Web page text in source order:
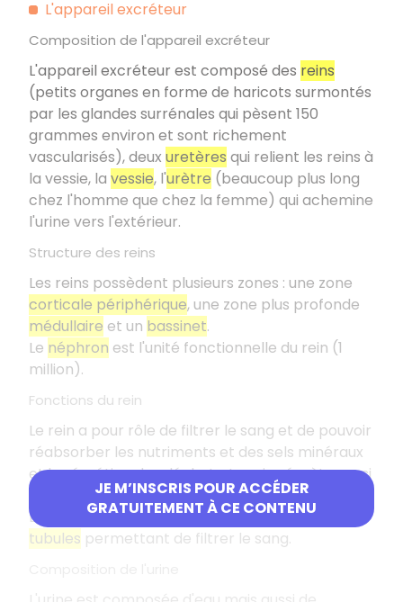
JE M’INSCRIS POUR ACCÉDER
GRATUITEMENT À CE CONTENU
L'appareil excréteur
Composition de l'appareil excréteur
L'appareil excréteur est composé des reins
(petits organes en forme de haricots surmontés
par les glandes surrénales qui pèsent 150
grammes environ et sont richement
vascularisés), deux uretères qui relient les reins à
la vessie, la vessie, l'urètre (beaucoup plus long
chez l'homme que chez la femme) qui achemine
l'urine vers l'extérieur.
Structure des reins
Les reins possèdent plusieurs zones : une zone
corticale périphérique, une zone plus profonde
médullaire et un bassinet.
Le néphron est l'unité fonctionnelle du rein (1
million).
Fonctions du rein
Le rein a pour rôle de filtrer le sang et de pouvoir
réabsorber les nutriments et des sels minéraux
et la sécrétion des déchets. Le rein sécrète aussi
hormones.
Le rein est composé de glomérules rénaux
et de
tubules permettant de filtrer le sang.